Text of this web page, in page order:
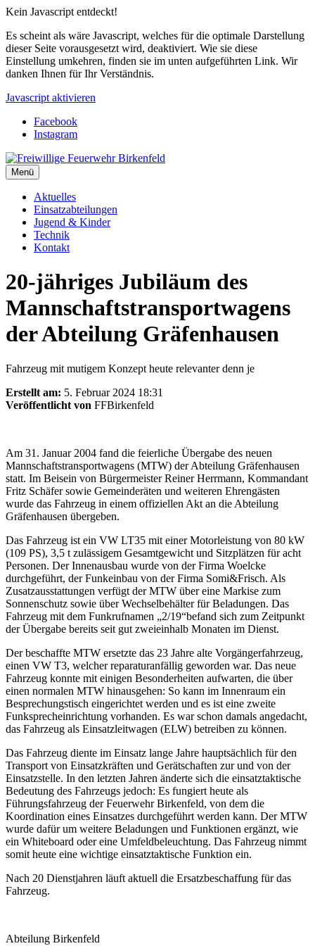
Kein Javascript entdeckt!
Es scheint als wäre Javascript, welches für die optimale Darstellung
dieser Seite vorausgesetzt wird, deaktiviert. Wie sie diese
Einstellung umkehren, finden sie im unten aufgeführten Link. Wir
danken Ihnen für Ihr Verständnis.
Javascript aktivieren
Facebook
Instagram
Menü
Aktuelles
Einsatzabteilungen
Jugend & Kinder
Technik
Kontakt
20-jähriges Jubiläum des
Mannschaftstransportwagens
der Abteilung Gräfenhausen
Fahrzeug mit mutigem Konzept heute relevanter denn je
Erstellt am: 5. Februar 2024 18:31
Veröffentlicht von FFBirkenfeld
Am 31. Januar 2004 fand die feierliche Übergabe des neuen
Mannschaftstransportwagens (MTW) der Abteilung Gräfenhausen
statt. Im Beisein von Bürgermeister Reiner Herrmann, Kommandant
Fritz Schäfer sowie Gemeinderäten und weiteren Ehrengästen
wurde das Fahrzeug in einem offiziellen Akt an die Abteilung
Gräfenhausen übergeben.
Das Fahrzeug ist ein VW LT35 mit einer Motorleistung von 80 kW
(109 PS), 3,5 t zulässigem Gesamtgewicht und Sitzplätzen für acht
Personen. Der Innenausbau wurde von der Firma Woelcke
durchgeführt, der Funkeinbau von der Firma Somi&Frisch. Als
Zusatzausstattungen verfügt der MTW über eine Markise zum
Sonnenschutz sowie über Wechselbehälter für Beladungen. Das
Fahrzeug mit dem Funkrufnamen „2/19“befand sich zum Zeitpunkt
der Übergabe bereits seit gut zweieinhalb Monaten im Dienst.
Der beschaffte MTW ersetzte das 23 Jahre alte Vorgängerfahrzeug,
einen VW T3, welcher reparaturanfällig geworden war. Das neue
Fahrzeug konnte mit einigen Besonderheiten aufwarten, die über
einen normalen MTW hinausgehen: So kann im Innenraum ein
Besprechungstisch eingerichtet werden und es ist eine zweite
Funksprecheinrichtung vorhanden. Es war schon damals angedacht,
das Fahrzeug als Einsatzleitwagen (ELW) betreiben zu können.
Das Fahrzeug diente im Einsatz lange Jahre hauptsächlich für den
Transport von Einsatzkräften und Gerätschaften zur und von der
Einsatzstelle. In den letzten Jahren änderte sich die einsatztaktische
Bedeutung des Fahrzeugs jedoch: Es fungiert heute als
Führungsfahrzeug der Feuerwehr Birkenfeld, von dem die
Koordination eines Einsatzes durchgeführt werden kann. Der MTW
wurde dafür um weitere Beladungen und Funktionen ergänzt, wie
ein Whiteboard oder eine Umfeldbeleuchtung. Das Fahrzeug nimmt
somit heute eine wichtige einsatztaktische Funktion ein.
Nach 20 Dienstjahren läuft aktuell die Ersatzbeschaffung für das
Fahrzeug.
Abteilung Birkenfeld